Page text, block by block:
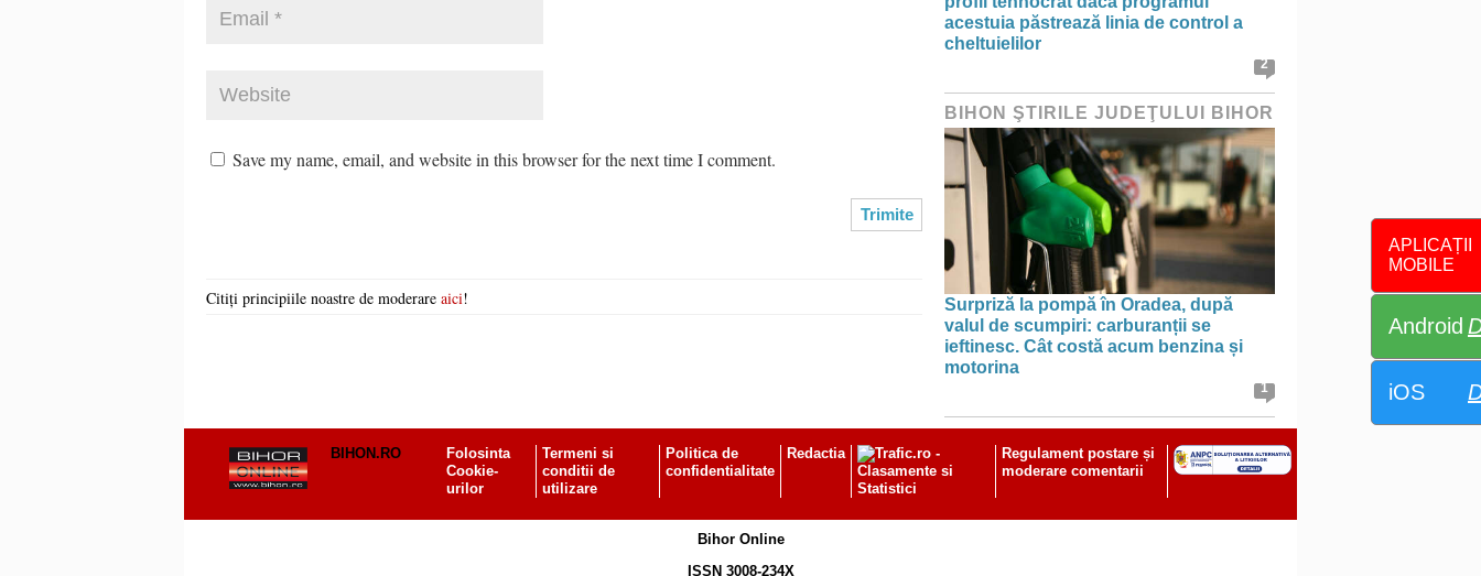
APLICAȚII
MOBILE
Android
iOS
Save my name, email, and website in this browser for the next time I comment.
Citiți principiile noastre de moderare aici!
acestuia păstrează linia de control a
cheltuielilor
2
BIHON ŞTIRILE JUDEŢULUI BIHOR
Surpriză la pompă în Oradea, după
valul de scumpiri: carburanții se
ieftinesc. Cât costă acum benzina și
motorina
1
BIHON.RO
Folosinta
Cookie-
urilor
Termeni si
conditii de
utilizare
Politica de
confidentialitate
Redactia
Regulament postare și
moderare comentarii
Bihor Online
ISSN 3008-234X